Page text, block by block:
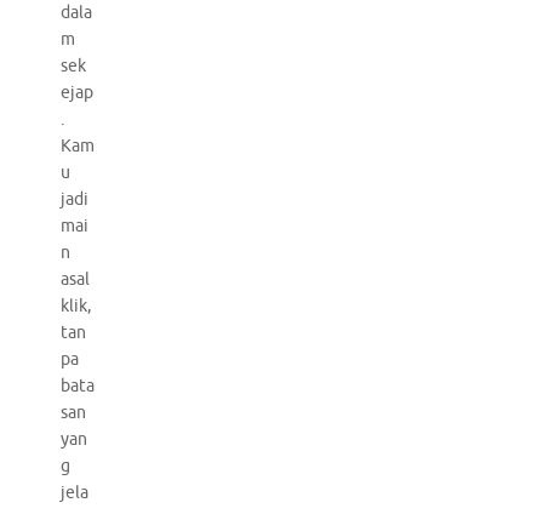
dala
m
sek
ejap
.
Kam
u
jadi
mai
n
asal
klik,
tan
pa
bata
san
yan
g
jela